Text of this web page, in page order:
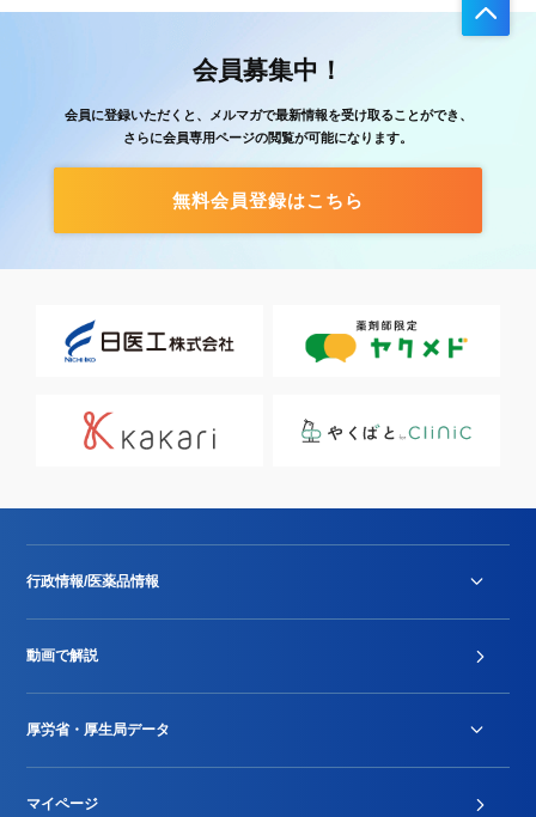
会員募集中！
会員に登録いただくと、メルマガで最新情報を受け取ることができ、
さらに会員専用ページの閲覧が可能になります。
無料会員登録はこちら
行政情報/医薬品情報
Stu-GEレポート
動画で解説
厚労省・厚生局データ
マイページ